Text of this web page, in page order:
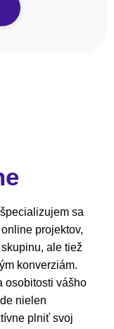
sa
projektov,
ale tiež
konverziám.
osobitosti vášho
nielen
plniť svoj